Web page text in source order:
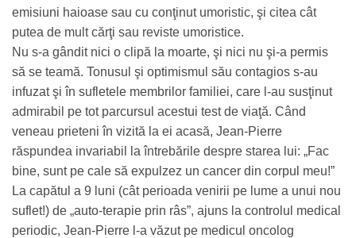
emisiuni haioase sau cu conţinut umoristic, şi citea cât
putea de mult cărţi sau reviste umoristice.
Nu s-a gândit nici o clipă la moarte, şi nici nu şi-a permis
să se teamă. Tonusul şi optimismul său contagios s-au
infuzat şi în sufletele membrilor familiei, care l-au susţinut
admirabil pe tot parcursul acestui test de viaţă. Când
veneau prieteni în vizită la ei acasă, Jean-Pierre
răspundea invariabil la întrebările despre starea lui: „Fac
bine, sunt pe cale să expulzez un cancer din corpul meu!”
La capătul a 9 luni (cât perioada venirii pe lume a unui nou
suflet!) de „auto-terapie prin râs”, ajuns la controlul medical
periodic, Jean-Pierre l-a văzut pe medicul oncolog